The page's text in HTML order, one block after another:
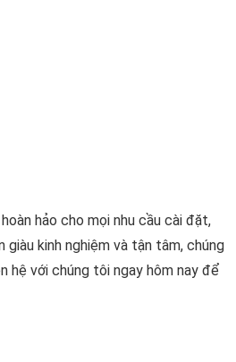
hảo cho mọi nhu cầu cài đặt,
kinh nghiệm và tận tâm, chúng
hệ với chúng tôi ngay hôm nay để